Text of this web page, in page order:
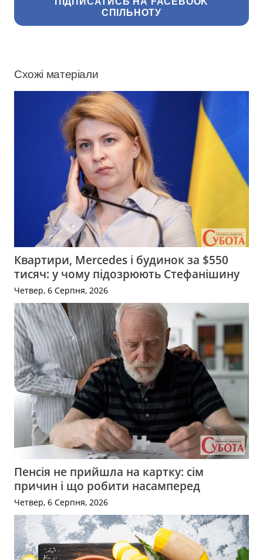
СПІЛЬНОТУ
Схожі матеріали
Квартири, Mercedes і будинок за $550
тисяч: у чому підозрюють Стефанішину
Четвер, 6 Серпня, 2026
Пенсія не прийшла на картку: сім
причин і що робити насамперед
Четвер, 6 Серпня, 2026